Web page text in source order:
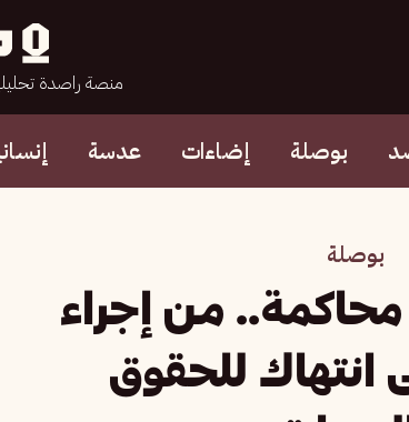
منصة راصدة
بوصلة إضاءات عدسة
بوصلة
من إجراء
انتهاك للحقوق